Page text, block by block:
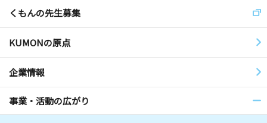
くもんの先生募集
KUMONの原点
企業情報
事業・活動の広がり